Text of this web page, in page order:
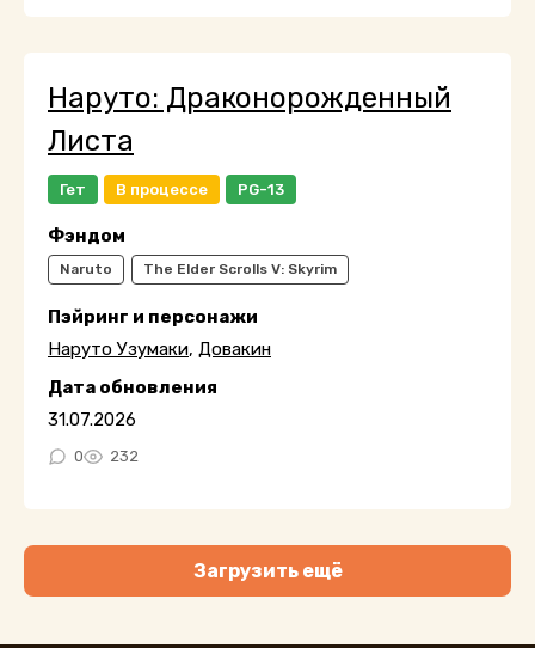
Наруто: Драконорожденный
Листа
Гет В процессе PG-13
Фэндом
Naruto The Elder Scrolls V: Skyrim
Пэйринг и персонажи
Наруто Узумаки, Довакин
Дата обновления
31.07.2026
0 232
Загрузить ещё